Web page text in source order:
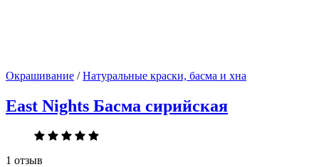
Окрашивание /Натуральные краски, басма и хна
East Nights Басма сирийская
1 отзыв